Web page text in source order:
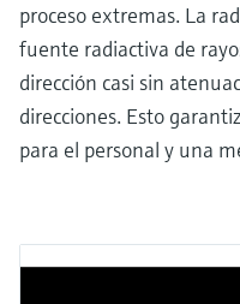
proceso extremas. La
fuente radiactiva de
dirección casi sin
direcciones. Esto
para el personal y una